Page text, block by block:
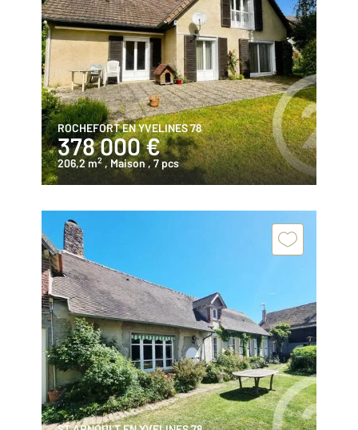
ROCHEFORT EN YVELINES 78
378 000 €
206,2 m2 , Maison, 7 pcs